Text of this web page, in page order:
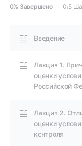
0% Завершено 0/5
Введение
Лекция 1.
оценки
Российской
Лекция 2.
оценки
контроля